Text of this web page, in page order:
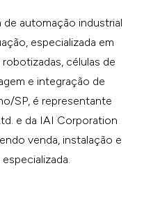
de automação industrial
especializada em
células de
e integração de
SP, é representante
e da IAI Corporation
venda, instalação e